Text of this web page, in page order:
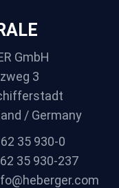
GmbH
3
/ Germany
35 930-0
35 930-237